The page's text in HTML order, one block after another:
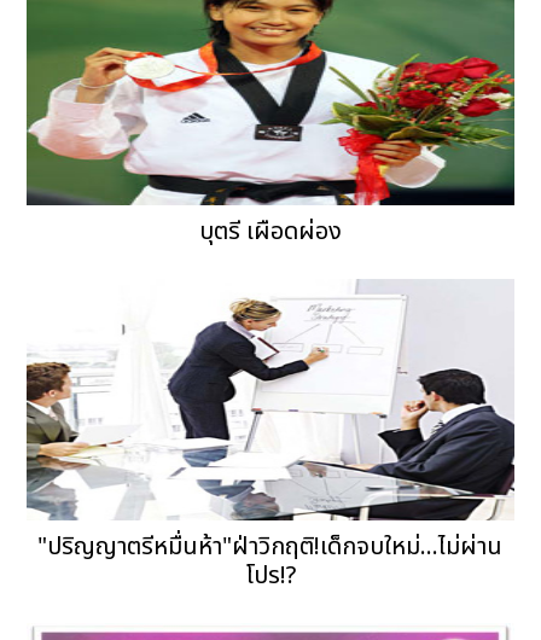
บุตรี เผือดผ่อง
"ปริญญาตรีหมื่นห้า"ฝ่าวิกฤติ!เด็กจบใหม่...ไม่ผ่าน
โปร!?